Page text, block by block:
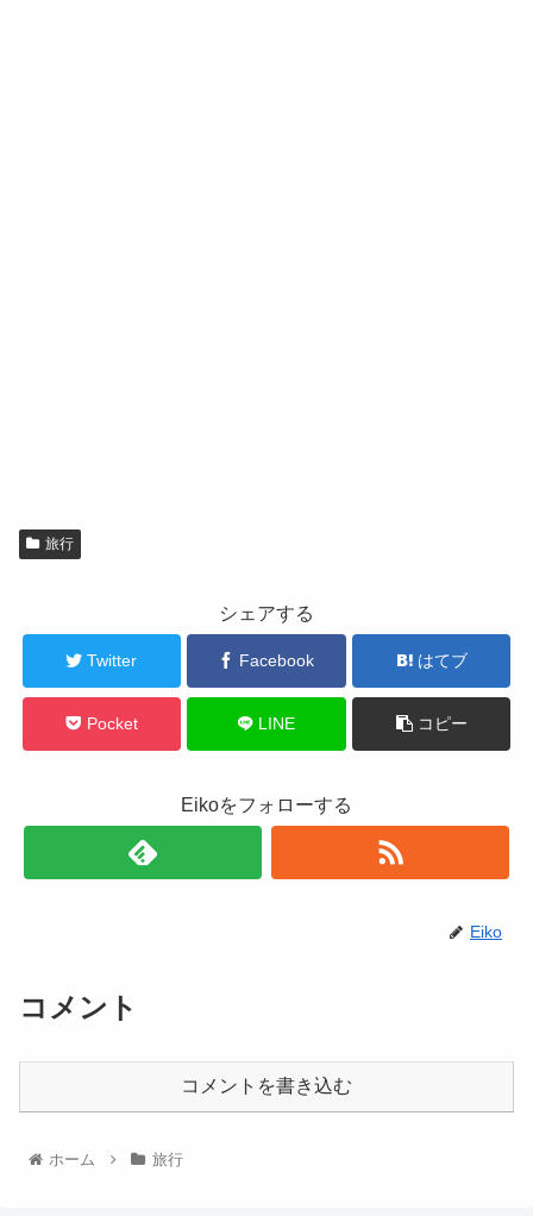
旅行
シェアする
Twitter Facebook はてブ
Pocket LINE コピー
Eikoをフォローする
Eiko
コメント
コメントを書き込む
ホーム 旅行